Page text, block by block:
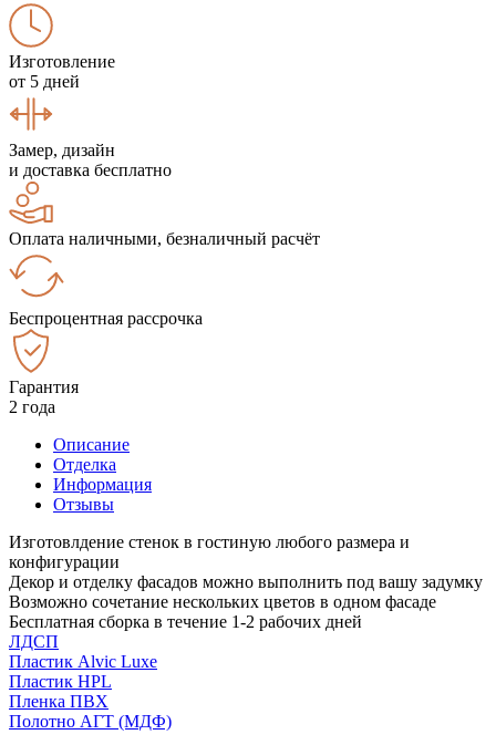
Изготовление
от 5 дней
Замер, дизайн
и доставка бесплатно
Оплата наличными, безналичный расчёт
Беспроцентная рассрочка
Гарантия
2 года
Описание
Отделка
Информация
Отзывы
Изготовлдение стенок в гостиную любого размера и
конфигурации
Декор и отделку фасадов можно выполнить под вашу задумку
Возможно сочетание нескольких цветов в одном фасаде
Бесплатная сборка в течение 1-2 рабочих дней
ЛДСП
Пластик Alvic Luxe
Пластик HPL
Пленка ПВХ
Полотно АГТ (МДФ)